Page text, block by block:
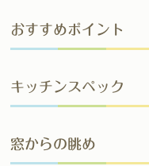
おすすめポイント
キッチンスペック
窓からの眺め